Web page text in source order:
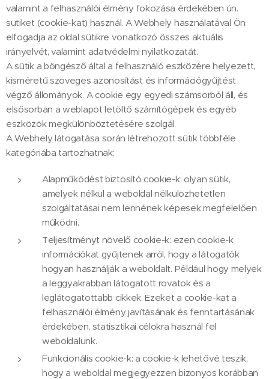
valamint a felhasználói élmény fokozása érdekében ún.
sütiket (cookie-kat) használ. A Webhely használatával Ön
elfogadja az oldal sütikre vonatkozó összes aktuális
irányelvét, valamint adatvédelmi nyilatkozatát.
A sütik a böngésző által a felhasználó eszközére helyezett,
kisméretű szöveges azonosítást és információgyűjtést
végző állományok. A cookie egy egyedi számsorból áll, és
elsősorban a weblapot letöltő számítógépek és egyéb
eszközök megkülönböztetésére szolgál.
A Webhely látogatása során létrehozott sütik többféle
kategóriába tartozhatnak:
Alapműködést biztosító cookie-k: olyan sütik,
amelyek nélkül a weboldal nélkülözhetetlen
szolgáltatásai nem lennének képesek megfelelően
működni.
Teljesítményt növelő cookie-k: ezen cookie-k
információkat gyűjtenek arról, hogy a látogatók
hogyan használják a weboldalt. Például hogy melyek
a leggyakrabban látogatott rovatok és a
leglátogatottabb cikkek. Ezeket a cookie-kat a
felhasználói élmény javításának és fenntartásának
érdekében, statisztikai célokra használ fel
weboldalunk.
Funkcionális cookie-k: a cookie-k lehetővé teszik,
hogy a weboldal megjegyezzen bizonyos korábban